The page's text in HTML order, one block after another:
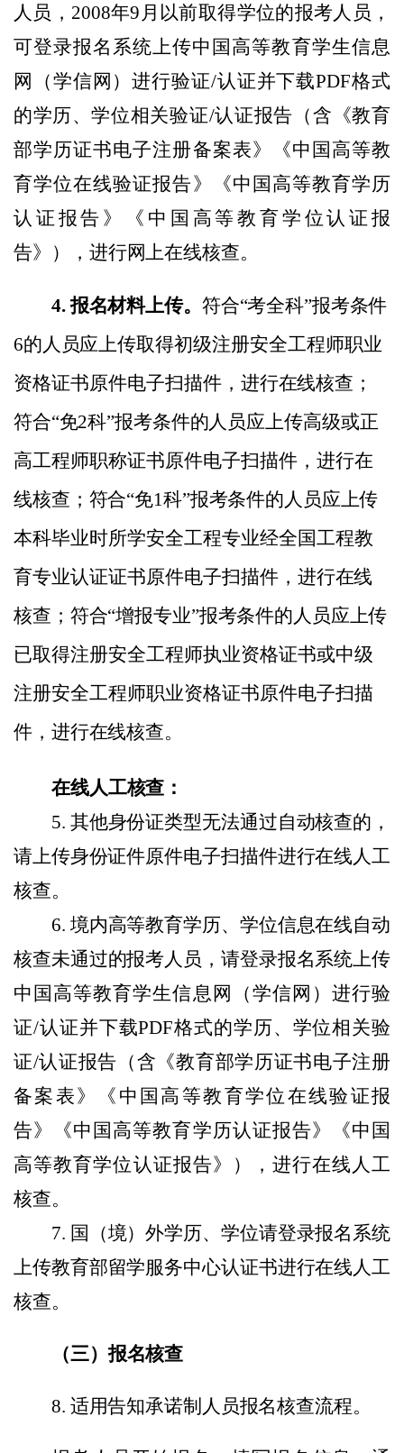
人员，2008年9月以前取得学位的报考人员，
可登录报名系统上传中国高等教育学生信息
网（学信网）进行验证/认证并下载PDF格式
的学历、学位相关验证/认证报告（含《教育
部学历证书电子注册备案表》《中国高等教
育学位在线验证报告》《中国高等教育学历
认证报告》《中国高等教育学位认证报
告》）
，进行网上在线核查。
4. 报名材料上传。 符合“考全科”报考条件
6的人员应上传取得初级注册安全工程师职业
资格证书原件电子扫描件 ， 进行在线核查 ；
符合“免2科”报考条件的人员应上传高级或正
高工程师职称证书原件电子扫描件 ， 进行在
线核查 ； 符合“免1科”报考条件的人员应上传
本科毕业时所学安全工程专业经全国工程教
育专业认证证书原件电子扫描件 ， 进行在线
核查 ； 符合“增报专业”报考条件的人员应上传
已取得注册安全工程师执业资格证书或中级
注册安全工程师职业资格证书原件电子扫描
件 ， 进行在线核查。
在线人工核查：
5. 其他身份证类型无法通过自动核查的，
请上传身份证件原件电子扫描件进行在线人工
核查。
6. 境内高等教育学历、学位信息在线自动
核查未通过的报考人员， 请登录报名系统上传
中国高等教育学生信息网（学信网）进行验
证/认证并下载PDF格式的学历、学位相关验
证/认证报告（含《教育部学历证书电子注册
备案表》《中国高等教育学位在线验证报
告》《中国高等教育学历认证报告》《中国
高等教育学位认证报告》）
，进行在线 人工
核查。
7. 国 （境）外学历、学位请登录报名系统
上传教育部留学服务中心认证书进行在线人工
核查。
（三）报名核查
8. 适用告知承诺制人员报名核查流程。